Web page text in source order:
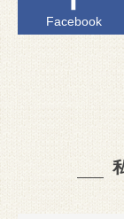
Facebook